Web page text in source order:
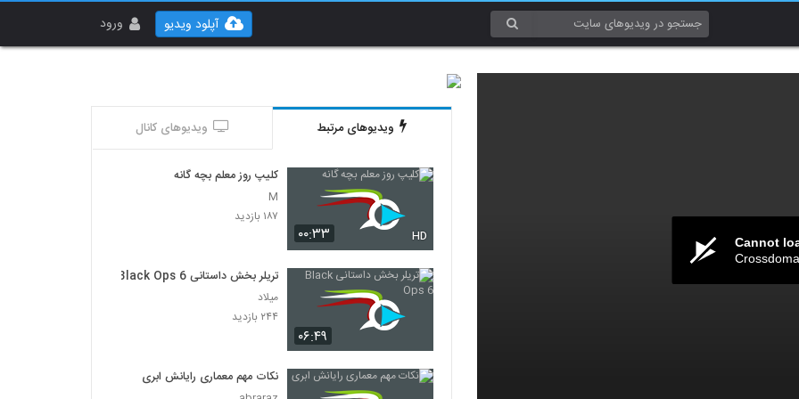
ورود آپلود ویدیو
Cannot
ویدیوهای مرتبط ویدیوهای کانال
۰۰:۳۳ HD
کلیپ روز معلم بچه گانه
M
۱۸۷ بازدید
۰۶:۴۹
تریلر بخش داستانی Black Ops 6
میلاد
۲۴۴ بازدید
نکات مهم معماری رایانش ابری